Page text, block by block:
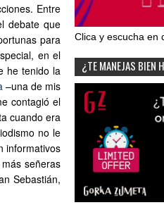
Entre
debate que
para
en el
he tenido la
–una de mis
contagió el
cuando era
no le
informativos
señeras
Sebastián,
Clica y escucha en
¿TE MANEJAS BIEN